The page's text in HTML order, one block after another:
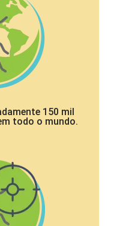
150 mil
todo o mundo.